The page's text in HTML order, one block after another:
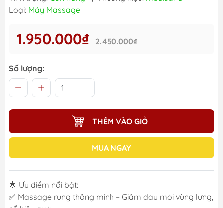
Loại: Máy Massage
1.950.000₫ 2.450.000₫
Số lượng:
THÊM VÀO GIỎ
MUA NGAY
🌟 Ưu điểm nổi bật:
✅ Massage rung thông minh – Giảm đau mỏi vùng lưng,